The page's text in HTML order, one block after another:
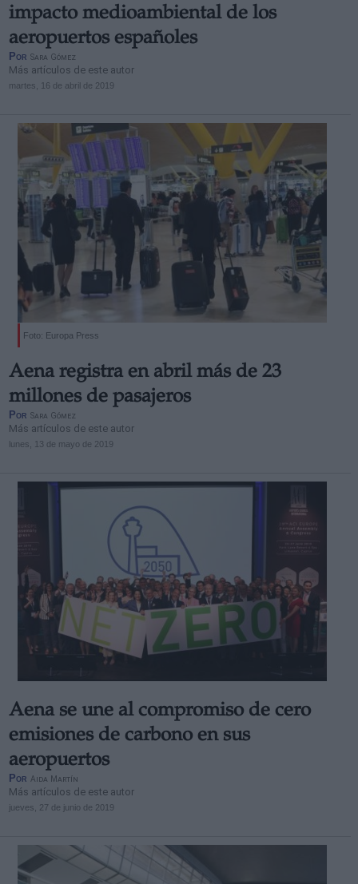
impacto medioambiental de los
aeropuertos españoles
Por Sara Gómez
Más artículos de este autor
martes, 16 de abril de 2019
Foto: Europa Press
Aena registra en abril más de 23
millones de pasajeros
Por Sara Gómez
Más artículos de este autor
lunes, 13 de mayo de 2019
Aena se une al compromiso de cero
emisiones de carbono en sus
aeropuertos
Por Aida Martín
Más artículos de este autor
jueves, 27 de junio de 2019